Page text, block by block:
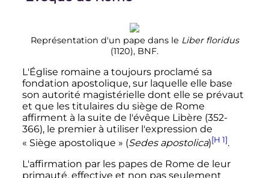
Représentation d'un pape dans le Liber floridus
(1120), BNF.
L'Église romaine a toujours proclamé sa
fondation apostolique, sur laquelle elle base
son autorité magistérielle dont elle se prévaut
et que les titulaires du siège de Rome
affirment à la suite de l'évêque Libère (352-
366), le premier à utiliser l'expression de
« Siège apostolique » (Sedes apostolica)[H 1].
L'affirmation par les papes de Rome de leur
primauté, effective et non pas seulement